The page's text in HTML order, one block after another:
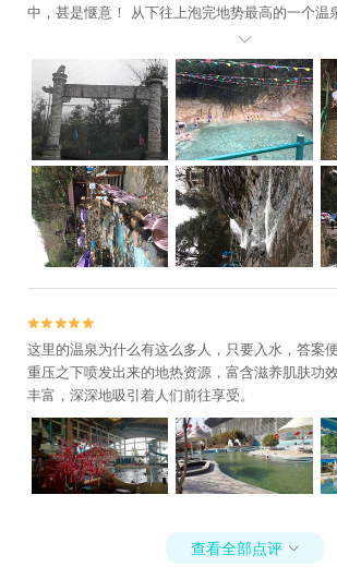
中，甚是惬意！ 从下往上泡完地势最高的一个温
旁的游泳池。开始了我的2019第一泳！ 刚入水时
到温泉♨️的泳池水竟然不溫[捂脸]游了三个来回，
过上岸之后，再回泡一会儿温泉，全身毛孔都竖
坦啊！不虚此行。 在去哪儿网上购的温泉票，便



这里的温泉为什么有这么多人，只要入水，答案
重压之下喷发出来的地热资源，富含滋养肌肤功
丰富，深深地吸引着人们前往享受。
查看全部点评 